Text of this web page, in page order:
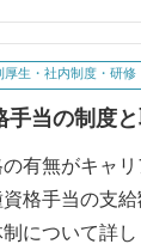
手当の制度
厚生・社内制度・研修
有無がキャ
格手当の支
について詳し